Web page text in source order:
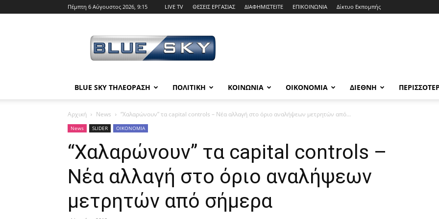
Πέμπτη 6 Αύγουστος 2026, 9:15 LIVE TV ΘΕΣΕΙΣ ΕΡΓΑΣΙΑΣ ΔΙΑΦΗΜΙΣΤΕΙΤΕ ΕΠΙΚΟΙΝΩΝΙΑ Δίκτυο Εκπομπής
SKY
BLUE SKY ΤΗΛΕΟΡΑΣΗ ΠΟΛΙΤΙΚΗ ΚΟΙΝΩΝΙΑ ΟΙΚΟΝΟΜΙΑ ΔΙΕΘΝΗ
Αρχική News “Χαλαρώνουν” τα capital controls – Νέα αλλαγή στο όριο αναλήψεων μετρητών από...
News SLIDER ΟΙΚΟΝΟΜΙΑ
“Χαλαρώνουν” τα capital controls –
Νέα αλλαγή στο όριο αναλήψεων
μετρητών από σήμερα